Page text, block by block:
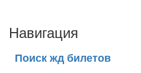
Навигация
Поиск жд билетов